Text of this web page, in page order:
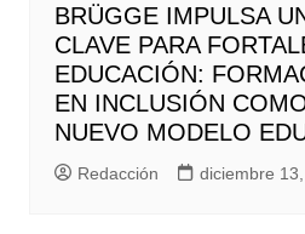
BRÜGGE IMPULSA
CLAVE PARA
EDUCACIÓN:
EN INCLUSIÓN
NUEVO MODELO
Redacción diciembre